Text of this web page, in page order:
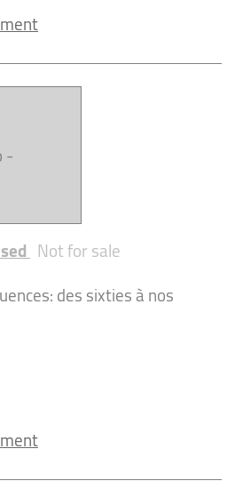
-
Not for sale
des sixties à nos